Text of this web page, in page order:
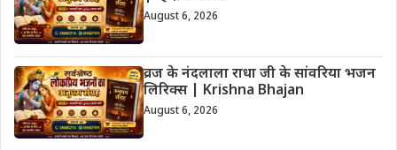
August 6, 2026
व्रज के नंदलाला राधा जी के सांवरिया भजन
लिरिक्स | Krishna Bhajan
August 6, 2026